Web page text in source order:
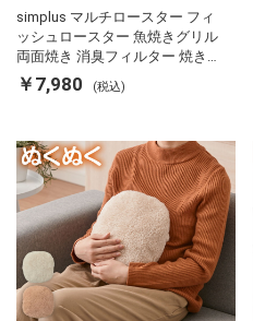
simplus マルチロースター フィ
ッシュロースター 魚焼きグリル
両面焼き 消臭フィルター 焼き魚
両面ヒーター タイマー付き SP-
FRS01 マットブラック シンプラ
￥7,980 (税込)